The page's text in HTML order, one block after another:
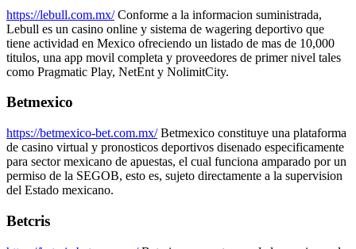
https://lebull.com.mx/Conforme a la informacion suministrada,
Lebull es un casino online y sistema de wagering deportivo que
tiene actividad en Mexico ofreciendo un listado de mas de 10,000
titulos, una app movil completa y proveedores de primer nivel tales
como Pragmatic Play, NetEnt y NolimitCity.
Betmexico
https://betmexico-bet.com.mx/Betmexico constituye una plataforma
de casino virtual y pronosticos deportivos disenado especificamente
para sector mexicano de apuestas, el cual funciona amparado por un
permiso de la SEGOB, esto es, sujeto directamente a la supervision
del Estado mexicano.
Betcris